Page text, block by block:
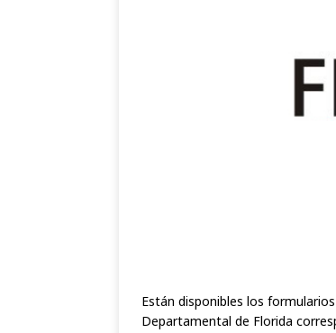
Están disponibles los
Departamental de Florida